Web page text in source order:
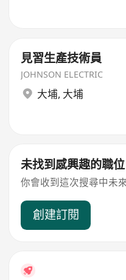
見習生產技術員
JOHNSON ELECTRIC
大埔, 大埔
未找到感興趣的職位
你會收到這次搜尋中未
創建訂閱